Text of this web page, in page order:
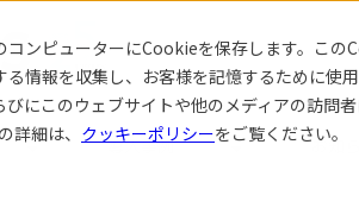
コンピューターにCookieを保存します。この
る情報を収集し、お客様を記憶するために使
にこのウェブサイトや他のメディアの訪問
詳細は、 クッキーポリシーをご覧ください。
導入事例 お知ら